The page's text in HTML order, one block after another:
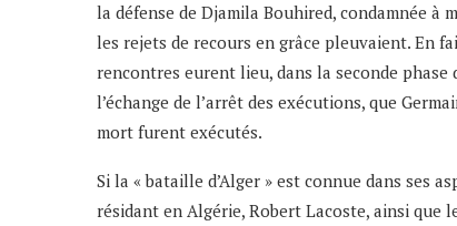
la défense de Djamila Bouhired, condamnée à
les rejets de recours en grâce pleuvaient. En
rencontres eurent lieu, dans la seconde phase
l’échange de l’arrêt des exécutions, que
mort furent exécutés.
Si la « bataille d’Alger » est connue dans ses
résidant en Algérie, Robert Lacoste, ainsi